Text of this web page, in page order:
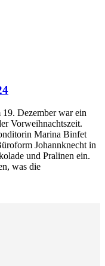
Dezember war ein
Vorweihnachtszeit.
Marina Binfet
Johannknecht in
und Pralinen ein.
was die